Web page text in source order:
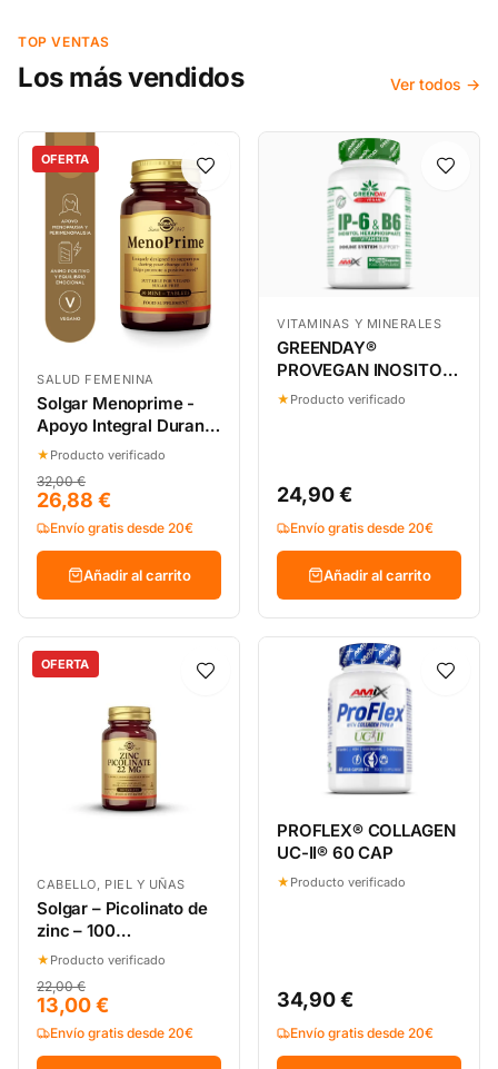
TOP VENTAS
Los más vendidos Ver todos →
OFERTA
SALUD FEMENINA
Solgar Menoprime -
Apoyo Integral Durante
la Menopausia,
Comprimidos
★ Producto verificado
32,00 €
26,88 €
Envío gratis desde 20€
Añadir al carrito
VITAMINAS Y MINERALES
GREENDAY®
PROVEGAN INOSITOL
IP-6 & B6 90 CAPS
★ Producto verificado
24,90 €
Envío gratis desde 20€
Añadir al carrito
OFERTA
CABELLO, PIEL Y UÑAS
Solgar – Picolinato de
zinc – 100
comprimidos
★ Producto verificado
22,00 €
13,00 €
Envío gratis desde 20€
PROFLEX® COLLAGEN
UC-II® 60 CAP
★ Producto verificado
34,90 €
Envío gratis desde 20€